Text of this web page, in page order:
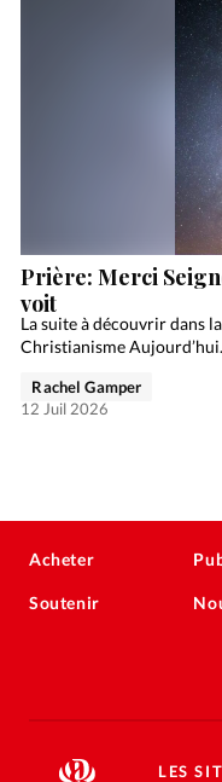
Prière: Merci
voit
La suite à découvrir dans
Christianisme Aujourd’hui.
Rachel Gamper
12 Juil 2026
Acheter
Soutenir
LES